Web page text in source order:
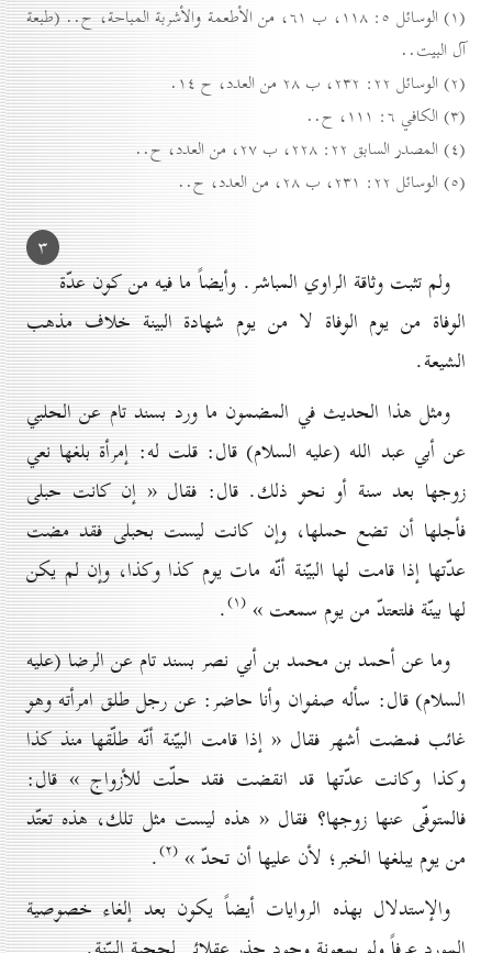
(۱) الوسائل ٥: ۱۱۸، ب ٦۱، من الأطعمة والأشربة المباحة، ح.. (طبعة
آل البيت..
(۲) الوسائل ۲۲: ۲۳۲، ب ۲۸ من العدد، ح ۱٤.
(۳) الكافي ٦: ۱۱۱، ح..
(٤) المصدر السابق ۲۲: ۲۲۸، ب ۲۷، من العدد، ح..
(٥) الوسائل ۲۲: ۲۳۱، ب ۲۸، من العدد، ح..
۳
ولم تثبت وثاقة الراوي المباشر. وأيضاً ما فيه من كون عدّة
الوفاة من يوم الوفاة لا من يوم شهادة البينة خلاف مذهب
الشيعة.
ومثل هذا الحديث في المضمون ما ورد بسند تام عن الحلبي
عن أبي عبد الله (عليه السلام) قال: قلت له: إمرأة بلغها نعي
زوجها بعد سنة أو نحو ذلك. قال: فقال « إن كانت حبلى
فأجلها أن تضع حملها، وإن كانت ليست بحبلى فقد مضت
عدّتها إذا قامت لها البيّنة أنّه مات يوم كذا وكذا، وإن لم يكن
لها بينّة فلتعتدّ من يوم سمعت » (۱) .
وما عن أحمد بن محمد بن أبي نصر بسند تام عن الرضا (عليه
السلام) قال: سأله صفوان وأنا حاضر: عن رجل طلق امرأته وهو
غائب فمضت أشهر فقال « إذا قامت البيّنة أنّه طلّقها منذ كذا
وكذا وكانت عدّتها قد انقضت فقد حلّت للأزواج » قال:
فالمتوفّى عنها زوجها؟ فقال « هذه ليست مثل تلك، هذه تعتّد
من يوم يبلغها الخبر؛ لأن عليها أن تحدّ » (۲) .
والإستدلال بهذه الروايات أيضاً يكون بعد إلغاء خصوصية